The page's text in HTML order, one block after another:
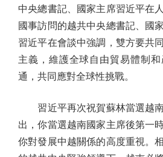
中央總書記、國家主席習近平在
國事訪問的越共中央總書記、國
習近平在會談中強調，雙方要共
主義，維護全球自由貿易體制
通，共同應對全球性挑戰。
習近平再次祝賀蘇林當選越南
出，你當選越南國家主席後第一
你對發展中越關係的高度重視。